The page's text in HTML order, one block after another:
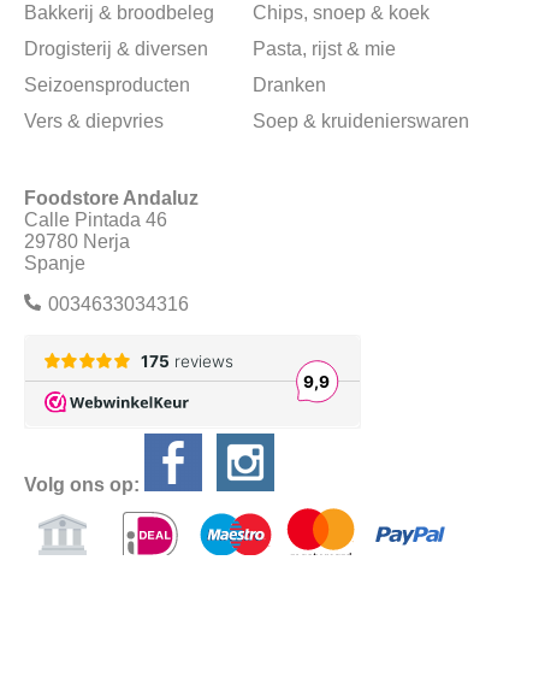
Bakkerij & broodbeleg
Chips, snoep & koek
Drogisterij & diversen
Pasta, rijst & mie
Seizoensproducten
Dranken
Vers & diepvries
Soep & kruidenierswaren
Foodstore Andaluz
Calle Pintada 46
29780 Nerja
Spanje
0034633034316
Volg ons op: